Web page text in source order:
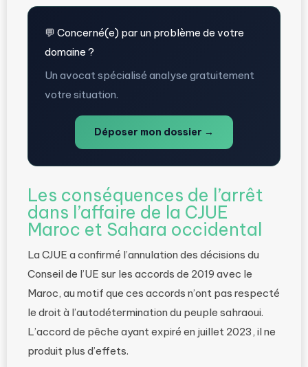
💬 Concerné(e) par un problème de votre
domaine ?
Un avocat spécialisé analyse gratuitement
votre situation.
Déposer mon dossier →
Les conséquences de l’arrêt
dans l’affaire de la CJUE
Maroc et Sahara occidental
La CJUE a confirmé l’annulation des décisions du
Conseil de l’UE sur les accords de 2019 avec le
Maroc, au motif que ces accords n’ont pas respecté
le droit à l’autodétermination du peuple sahraoui.
L’accord de pêche ayant expiré en juillet 2023, il ne
produit plus d’effets.